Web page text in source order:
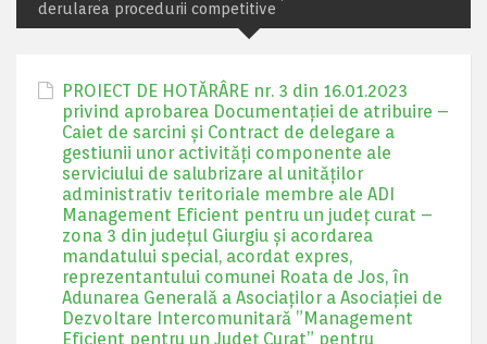
derularea procedurii competitive
PROIECT DE HOTĂRÂRE nr. 3 din 16.01.2023
privind aprobarea Documentaţiei de atribuire –
Caiet de sarcini și Contract de delegare a
gestiunii unor activităţi componente ale
serviciului de salubrizare al unităților
administrativ teritoriale membre ale ADI
Management Eficient pentru un județ curat –
zona 3 din județul Giurgiu și acordarea
mandatului special, acordat expres,
reprezentantului comunei Roata de Jos, în
Adunarea Generală a Asociaților a Asociației de
Dezvoltare Intercomunitară ”Management
Eficient pentru un Județ Curat” pentru